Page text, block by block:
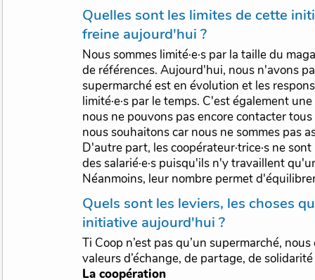
Quelles sont les limites de cette initiative, qu'est ce qui la
freine aujourd'hui ?
Nous sommes limité·e·s par la taille du
de références. Aujourd'hui, nous n'avons
supermarché est en évolution et les
limité·e·s par le temps. C'est également
nous ne pouvons pas encore contacter
nous souhaitons car nous ne sommes pas
D'autre part, les coopérateur·trice·s ne
des salarié·e·s puisqu'ils n'y travaillent
Néanmoins, leur nombre permet
Quels sont les leviers, les choses qui facilitent cette
initiative aujourd'hui ?
Ti Coop n’est pas qu’un supermarché,
valeurs d’échange, de partage, de solidarité
La coopération